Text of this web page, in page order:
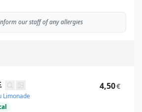
our staff of any allergies
Limonade
4,50€